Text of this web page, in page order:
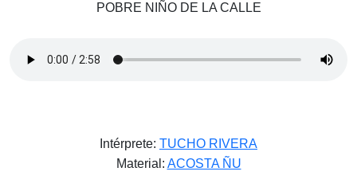
POBRE NIÑO DE LA CALLE
Intérprete: TUCHO RIVERA
Material: ACOSTA ÑU